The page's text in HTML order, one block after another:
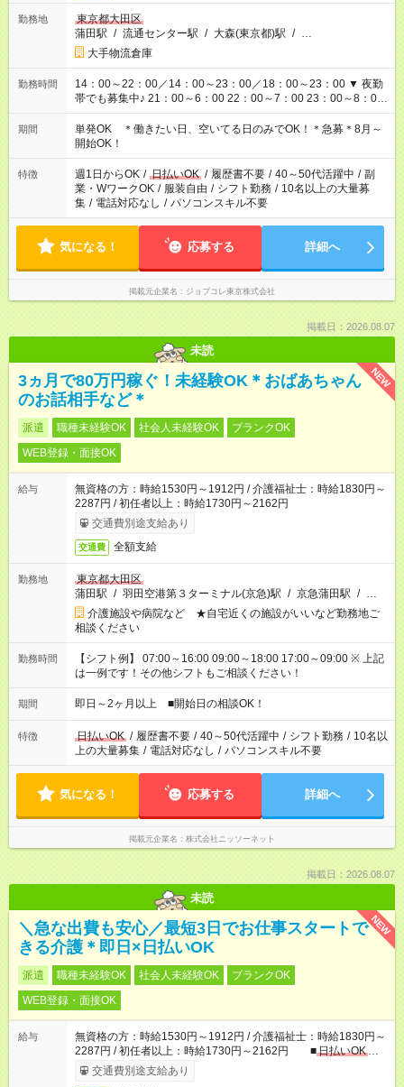
勤務地
東京都大田区
蒲田駅 / 流通センター駅 / 大森(東京都)駅 / …
大手物流倉庫
勤務時間
14：00～22：00／14：00～23：00／18：00～23：00 ▼ 夜勤
帯でも募集中♪ 21：00～6：00 22：00～7：00 23：00～8：00
等
期間
単発OK ＊働きたい日、空いてる日のみでOK！＊急募＊8月～
開始OK！
特徴 週1日からOK / 日払いOK / 履歴書不要 / 40～50代活躍中 / 副
業・WワークOK / 服装自由 / シフト勤務 / 10名以上の大量募
集 / 電話対応なし / パソコンスキル不要
気になる！ 応募する 詳細へ
掲載元企業名 ジョブコレ東京株式会社
掲載日：2026.08.07
未読
NEW
3ヵ月で80万円稼ぐ！未経験OK＊おばあちゃん
のお話相手など＊
派遣 職種未経験OK 社会人未経験OK
ブランクOK
WEB登録・面接OK
給与
無資格の方：時給1530円～1912円 / 介護福祉士：時給1830円～
2287円 / 初任者以上：時給1730円～2162円
交通費別途支給あり
交通費 全額支給
勤務地
東京都大田区
蒲田駅 / 羽田空港第３ターミナル(京急)駅 / 京急蒲田駅 / …
介護施設や病院など ★自宅近くの施設がいいなど勤務地ご
相談ください
勤務時間
【シフト例】 07:00～16:00 09:00～18:00 17:00～09:00 ※ 上記
は一例です！その他シフトもご相談ください！
期間 即日～2ヶ月以上 ■開始日の相談OK！
特徴 日払いOK / 履歴書不要 / 40～50代活躍中 / シフト勤務 / 10名以
上の大量募集 / 電話対応なし / パソコンスキル不要
気になる！ 応募する 詳細へ
掲載元企業名 株式会社ニッソーネット
掲載日：2026.08.07
未読
NEW
＼急な出費も安心／最短3日でお仕事スタートで
きる介護＊即日×日払いOK
派遣 職種未経験OK 社会人未経験OK
ブランクOK
WEB登録・面接OK
給与
無資格の方：時給1530円～1912円 / 介護福祉士：時給1830円～
2287円 / 初任者以上：時給1730円～2162円 ■日払いOK ■
日収例：1万2240円（時給1530円×8h）
交通費別途支給あり